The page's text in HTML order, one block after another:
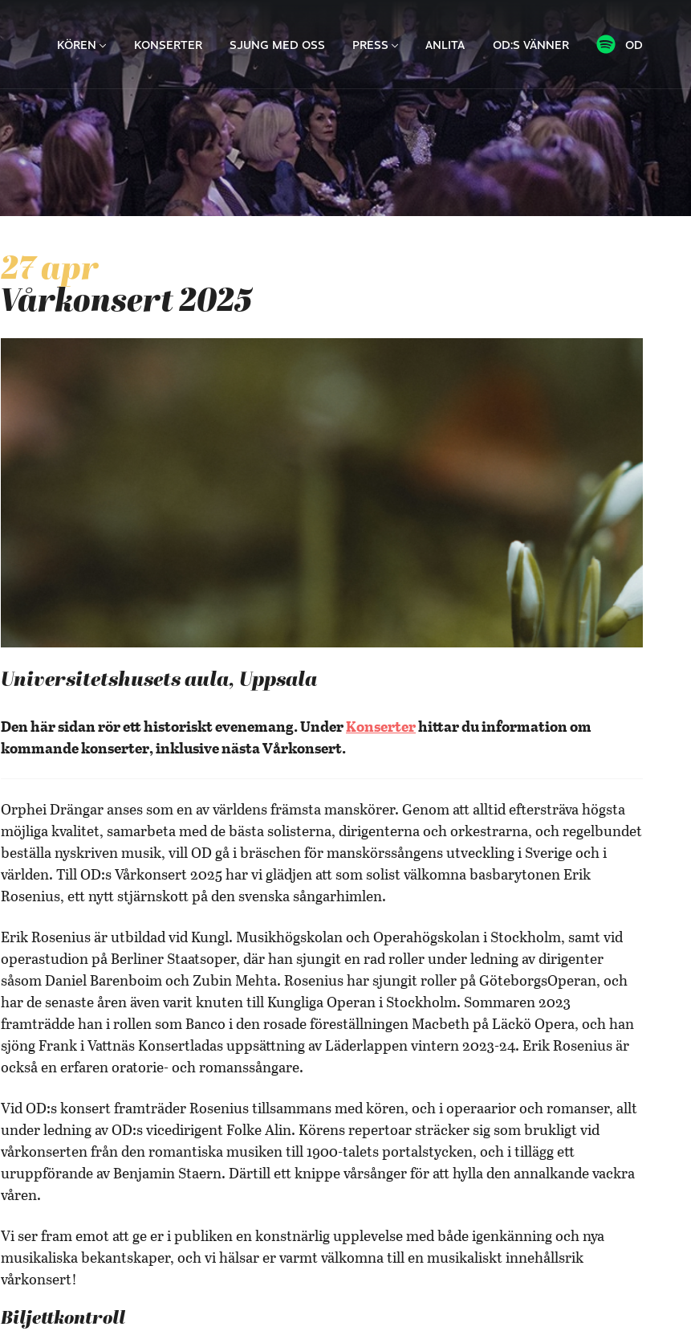
KÖREN KONSERTER SJUNG MED OSS PRESS ANLITA OD:S VÄNNER OD
27 apr
Vårkonsert 2025
Universitetshusets aula, Uppsala
Den här sidan rör ett historiskt evenemang. UnderKonserterhittar du information om
kommande konserter, inklusive nästa Vårkonsert.
Orphei Drängar anses som en av världens främsta manskörer. Genom att alltid eftersträva högsta
möjliga kvalitet, samarbeta med de bästa solisterna, dirigenterna och orkestrarna, och regelbundet
beställa nyskriven musik, vill OD gå i bräschen för manskörssångens utveckling i Sverige och i
världen. Till OD:s Vårkonsert 2025 har vi glädjen att som solist välkomna basbarytonen Erik
Rosenius, ett nytt stjärnskott på den svenska sångarhimlen.
Erik Rosenius är utbildad vid Kungl. Musikhögskolan och Operahögskolan i Stockholm, samt vid
operastudion på Berliner Staatsoper, där han sjungit en rad roller under ledning av dirigenter
såsom Daniel Barenboim och Zubin Mehta. Rosenius har sjungit roller på GöteborgsOperan, och
har de senaste åren även varit knuten till Kungliga Operan i Stockholm. Sommaren 2023
framträdde han i rollen som Banco i den rosade föreställningen Macbeth på Läckö Opera, och han
sjöng Frank i Vattnäs Konsertladas uppsättning av Läderlappen vintern 2023-24. Erik Rosenius är
också en erfaren oratorie- och romanssångare.
Vid OD:s konsert framträder Rosenius tillsammans med kören, och i operaarior och romanser, allt
under ledning av OD:s vicedirigent Folke Alin. Körens repertoar sträcker sig som brukligt vid
vårkonserten från den romantiska musiken till 1900-talets portalstycken, och i tillägg ett
uruppförande av Benjamin Staern. Därtill ett knippe vårsånger för att hylla den annalkande vackra
våren.
Vi ser fram emot att ge er i publiken en konstnärlig upplevelse med både igenkänning och nya
musikaliska bekantskaper, och vi hälsar er varmt välkomna till en musikaliskt innehållsrik
vårkonsert!
Biljettkontroll